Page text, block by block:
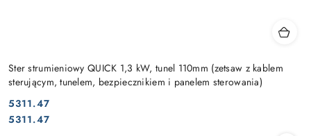
Ster strumieniowy QUICK 1,3 kW, tunel 110mm (zetsaw z kablem
sterującym, tunelem, bezpiecznikiem i panelem sterowania)
Cena:
5311.47
Cena:
5311.47